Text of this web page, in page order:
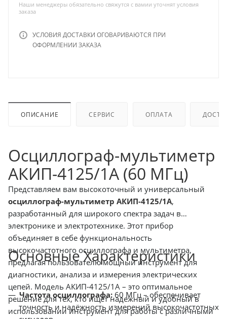
Наши менеджеры обязательно свяжутся с вамии уточнят условия
заказа
УСЛОВИЯ ДОСТАВКИ ОГОВАРИВАЮТСЯ ПРИ
ОФОРМЛЕНИИ ЗАКАЗА
ОПИСАНИЕ СЕРВИС ОПЛАТА
Осциллограф-мультиметр
АКИП-4125/1А (60 МГц)
Представляем вам высокоточный и универсальный
осциллограф-мультиметр АКИП-4125/1А,
разработанный для широкого спектра задач в
электронике и электротехнике. Этот прибор
объединяет в себе функциональность
высокочастотного осциллографа и мультиметра,
предлагая пользователю мощный инструмент для
диагностики, анализа и измерения электрических
цепей. Модель АКИП-4125/1А – это оптимальное
решение для тех, кто ищет надежный и удобный в
использовании инструмент для работы с различными
Основные Характеристики
Частота осциллографа: 60 МГц – обеспечивает
точность и надёжность измерений высокочастотных